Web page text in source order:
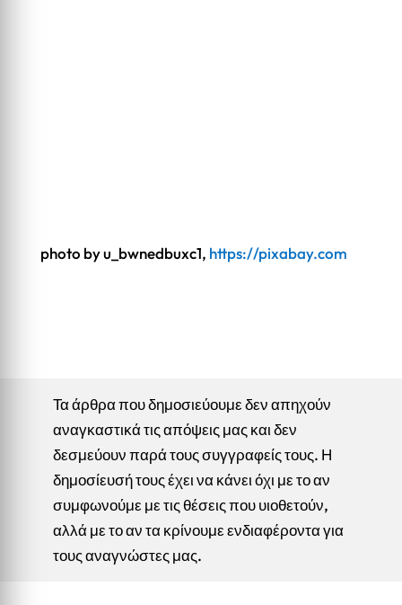
photo byu_bwnedbuxc1, https://pixabay.com
Τα άρθρα που δημοσιεύουμε δεν απηχούν
αναγκαστικά τις απόψεις μας και δεν
δεσμεύουν παρά τους συγγραφείς τους. Η
δημοσίευσή τους έχει να κάνει όχι με το αν
συμφωνούμε με τις θέσεις που υιοθετούν,
αλλά με το αν τα κρίνουμε ενδιαφέροντα για
τους αναγνώστες μας.